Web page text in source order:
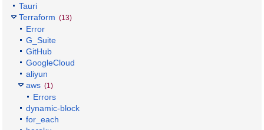
Tauri
Terraform (13)
Error
G_Suite
GitHub
GoogleCloud
aliyun
aws (1)
Errors
dynamic-block
for_each